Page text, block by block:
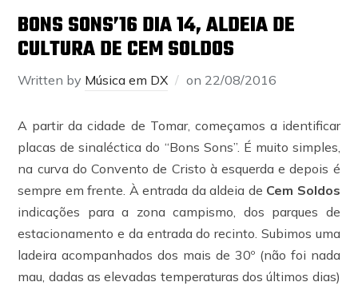
BONS SONS’16 DIA 14, ALDEIA DE
CULTURA DE CEM SOLDOS
Written by Música em DX on 22/08/2016
A partir da cidade de Tomar, começamos a identificar
placas de sinaléctica do “Bons Sons”. É muito simples,
na curva do Convento de Cristo à esquerda e depois é
sempre em frente. À entrada da aldeia de Cem Soldos
indicações para a zona campismo, dos parques de
estacionamento e da entrada do recinto. Subimos uma
ladeira acompanhados dos mais de 30º (não foi nada
mau, dadas as elevadas temperaturas dos últimos dias)